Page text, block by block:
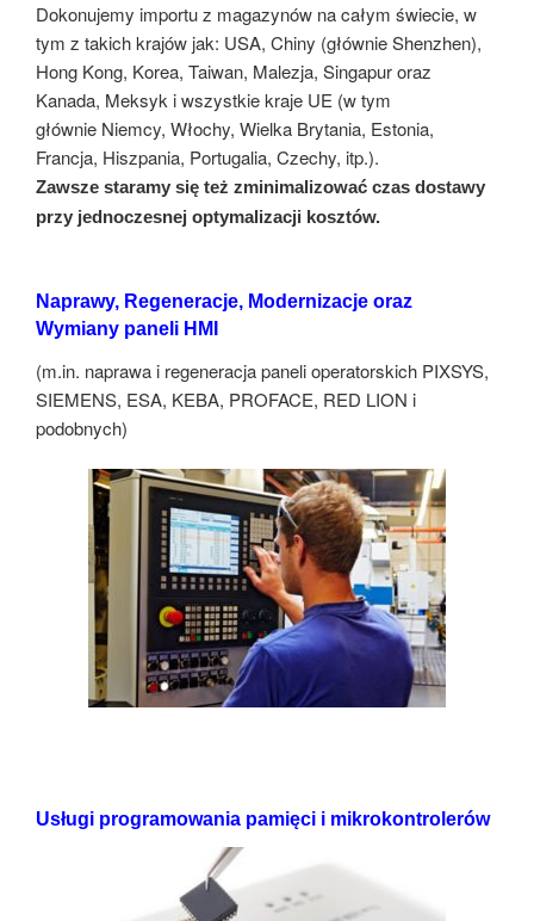
Dokonujemy importu z magazynów na całym świecie, w
tym z takich krajów jak: USA, Chiny (głównie Shenzhen),
Hong Kong, Korea, Taiwan, Malezja, Singapur oraz
Kanada, Meksyk i wszystkie kraje UE (w tym
głównie Niemcy, Włochy, Wielka Brytania, Estonia,
Francja, Hiszpania, Portugalia, Czechy, itp.).
Zawsze staramy się też zminimalizować czas dostawy
przy jednoczesnej optymalizacji kosztów.
Naprawy, Regeneracje, Modernizacje oraz
Wymiany paneli HMI
(m.in. naprawa i regeneracja paneli operatorskich PIXSYS,
SIEMENS, ESA, KEBA, PROFACE, RED LION i
podobnych)
Usługi programowania pamięci i mikrokontrolerów